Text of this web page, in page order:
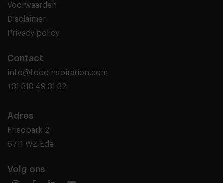
Voorwaarden
Disclaimer
Privacy policy
Contact
info@foodinspiration.com
+31 318 49 31 32
Adres
Frisopark 2
6711 WZ Ede
Volg ons